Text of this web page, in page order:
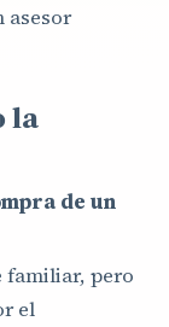
asesor
la
de un
familiar, pero
el